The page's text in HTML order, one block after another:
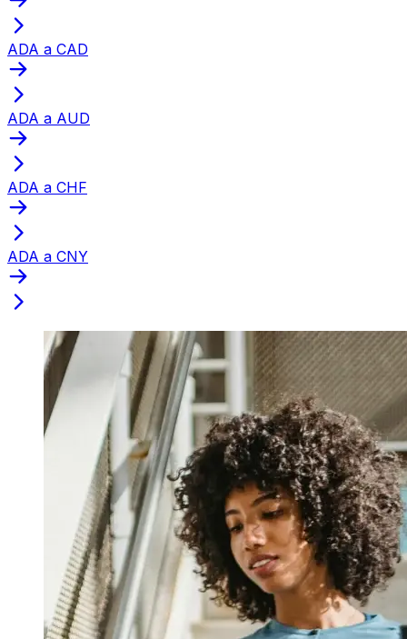
ADA a CAD
ADA a AUD
ADA a CHF
ADA a CNY